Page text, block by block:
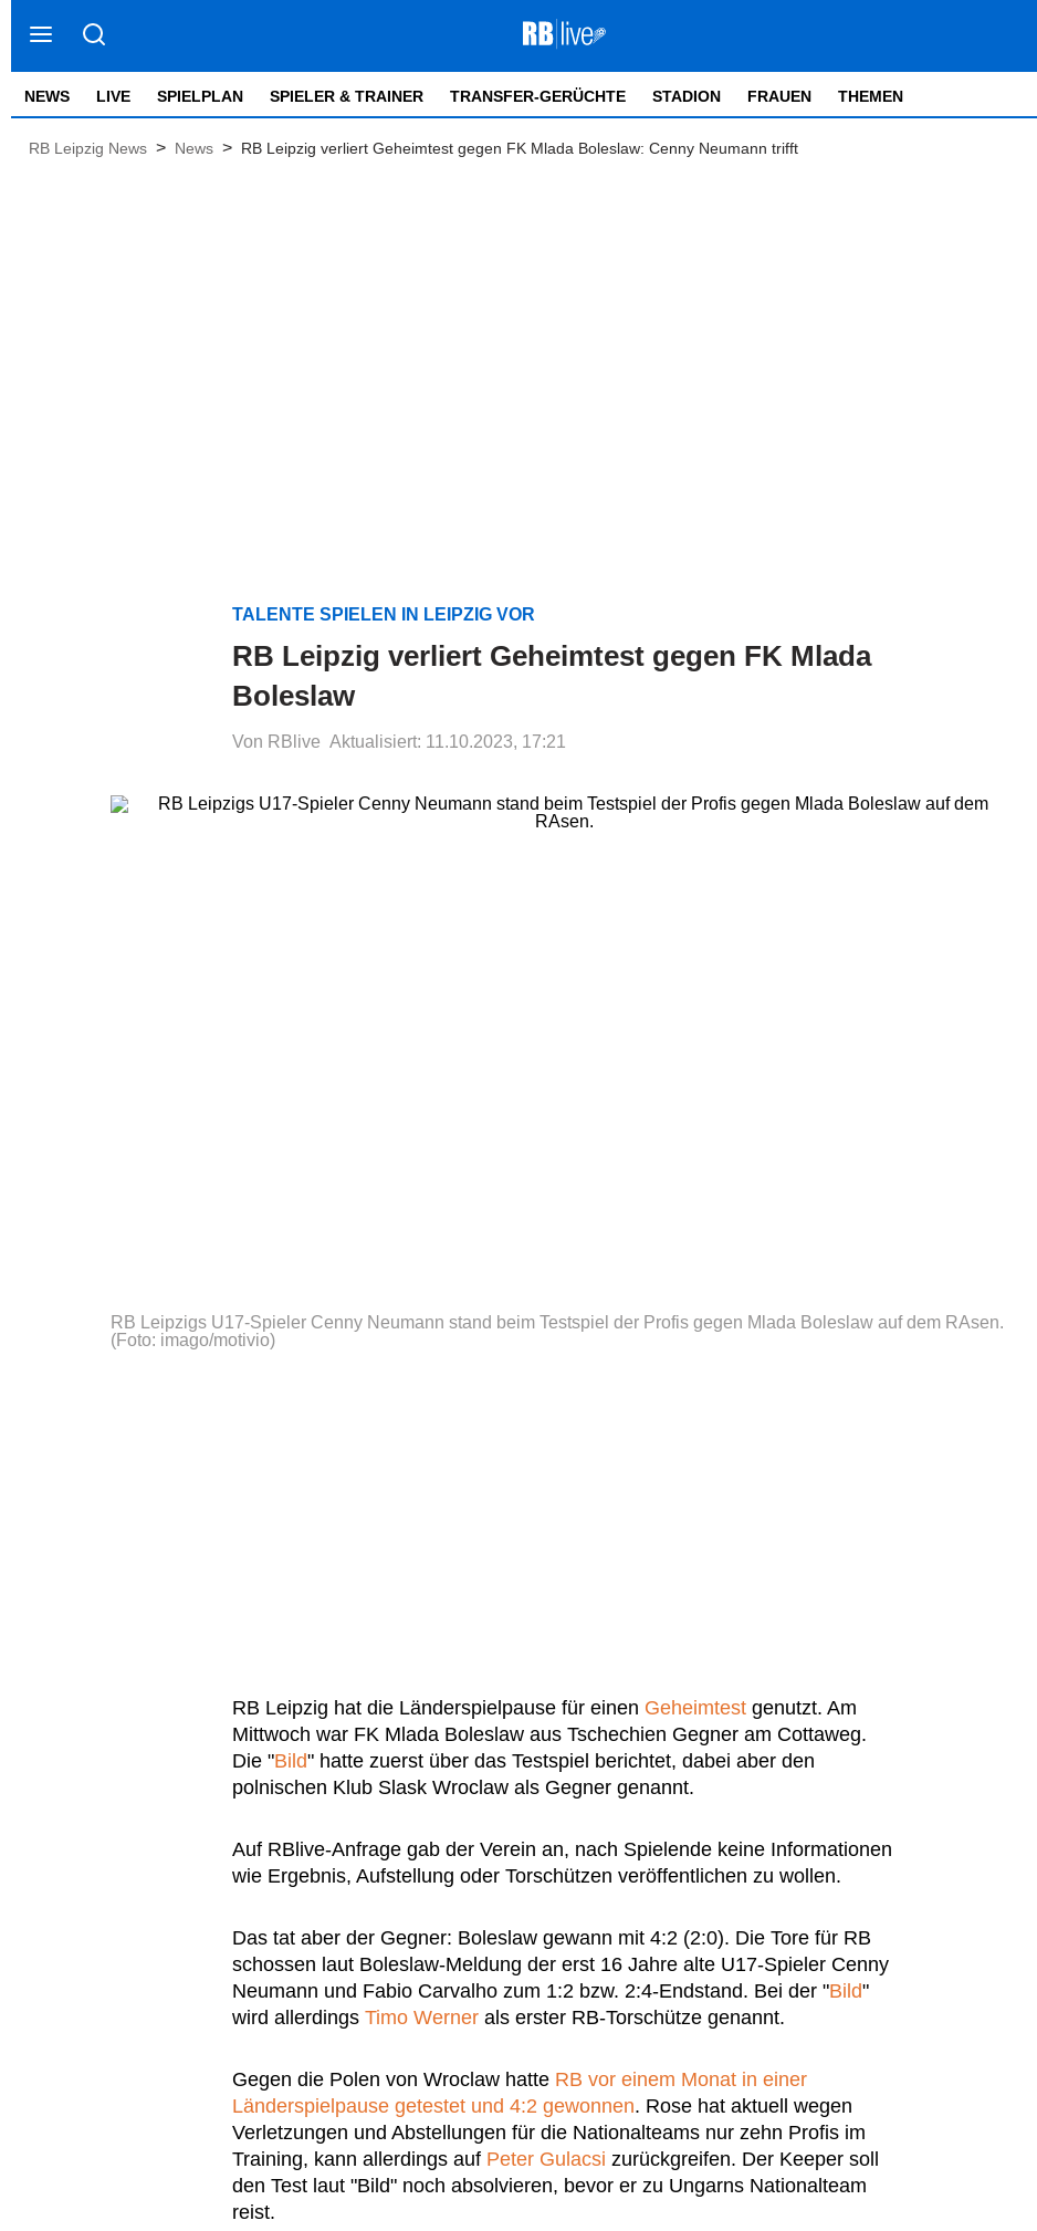
NEWS LIVE SPIELPLAN SPIELER & TRAINER TRANSFER-GERÜCHTE STADION FRAUEN THEMEN
RB Leipzig News > News > RB Leipzig verliert Geheimtest gegen FK Mlada Boleslaw: Cenny Neumann trifft
TALENTE SPIELEN IN LEIPZIG VOR
RB Leipzig verliert Geheimtest gegen FK Mlada
Boleslaw
Von RBlive Aktualisiert: 11.10.2023, 17:21
RB Leipzigs U17-Spieler Cenny Neumann stand beim Testspiel der Profis gegen Mlada Boleslaw auf dem RAsen.
(Foto: imago/motivio)
RB Leipzig hat die Länderspielpause für einen Geheimtest genutzt. Am
Mittwoch war FK Mlada Boleslaw aus Tschechien Gegner am Cottaweg.
Die "Bild" hatte zuerst über das Testspiel berichtet, dabei aber den
polnischen Klub Slask Wroclaw als Gegner genannt.
Auf RBlive-Anfrage gab der Verein an, nach Spielende keine Informationen
wie Ergebnis, Aufstellung oder Torschützen veröffentlichen zu wollen.
Das tat aber der Gegner: Boleslaw gewann mit 4:2 (2:0). Die Tore für RB
schossen laut Boleslaw-Meldung der erst 16 Jahre alte U17-Spieler Cenny
Neumann und Fabio Carvalho zum 1:2 bzw. 2:4-Endstand. Bei der "Bild"
wird allerdings Timo Werner als erster RB-Torschütze genannt.
Gegen die Polen von Wroclaw hatte RB vor einem Monat in einer
Länderspielpause getestet und 4:2 gewonnen. Rose hat aktuell wegen
Verletzungen und Abstellungen für die Nationalteams nur zehn Profis im
Training, kann allerdings auf Peter Gulacsi zurückgreifen. Der Keeper soll
den Test laut "Bild" noch absolvieren, bevor er zu Ungarns Nationalteam
reist.